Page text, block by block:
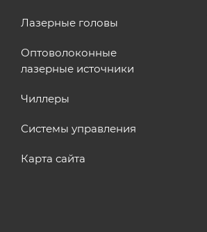
Лазерные головы
Оптоволоконные
лазерные источники
Чиллеры
Системы управления
Карта сайта